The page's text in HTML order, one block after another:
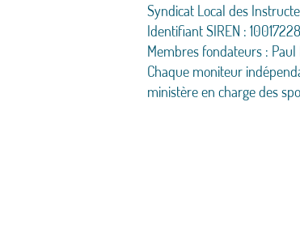
Syndicat Local des
Identifiant SIREN :
Membres fondateurs : Paul
Chaque moniteur
ministère en charge des